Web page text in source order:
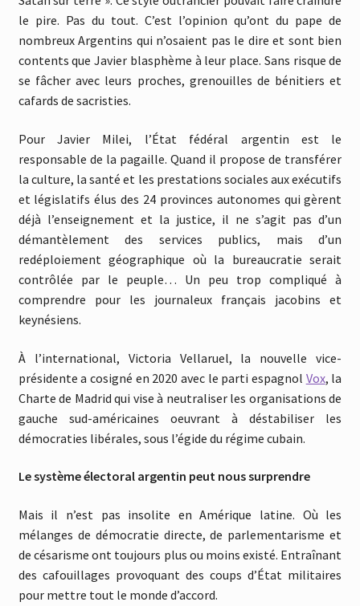
le pire. Pas du tout. C’est l’opinion qu’ont du pape de
nombreux Argentins qui n’osaient pas le dire et sont bien
contents que Javier blasphème à leur place. Sans risque de
se fâcher avec leurs proches, grenouilles de bénitiers et
cafards de sacristies.
Pour Javier Milei, l’État fédéral argentin est le
responsable de la pagaille. Quand il propose de transférer
la culture, la santé et les prestations sociales aux exécutifs
et législatifs élus des 24 provinces autonomes qui gèrent
déjà l’enseignement et la justice, il ne s’agit pas d’un
démantèlement des services publics, mais d’un
redéploiement géographique où la bureaucratie serait
contrôlée par le peuple… Un peu trop compliqué à
comprendre pour les journaleux français jacobins et
keynésiens.
À l’international, Victoria Vellaruel, la nouvelle vice-
présidente a cosigné en 2020 avec le parti espagnol Vox, la
Charte de Madrid qui vise à neutraliser les organisations de
gauche sud-américaines oeuvrant à déstabiliser les
démocraties libérales, sous l’égide du régime cubain.
Le système électoral argentin peut nous surprendre
Mais il n’est pas insolite en Amérique latine. Où les
mélanges de démocratie directe, de parlementarisme et
de césarisme ont toujours plus ou moins existé. Entraînant
des cafouillages provoquant des coups d’État militaires
pour mettre tout le monde d’accord.